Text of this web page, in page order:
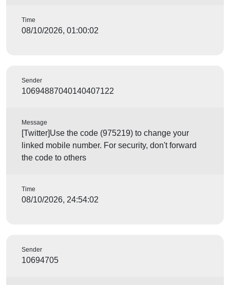
Time
08/10/2026, 01:00:02
Sender
10694887040140407122
Message
[Twitter]Use the code (975219) to change your
linked mobile number. For security, don't forward
the code to others
Time
08/10/2026, 24:54:02
Sender
10694705